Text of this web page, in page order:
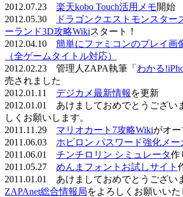
2012.07.23 楽天kobo Touch活用メモ開始
2012.05.30
ドラゴンクエストモンスター
ーランド3D攻略Wikiスタート！
2012.04.10 簡単にファミコンのプレイ画
（全ゲームタイトル対応）
2012.02.23 管理人ZAPA執筆「 わかる
売されました
2012.01.11 デジカメ最新情報 を更新
2012.01.01 あけましておめでとうござい
しくお願いします。
2011.11.29 マリオカート7攻略Wikiがオー
2011.06.03 ホビロン パスワード強化メー
2011.06.01 チンチロリン シミュレータ作
2011.05.27 めんまフォントお試しサイト
2011.01.01 あけましておめでとうござい
ZAPAnet総合情報局をよろしくお願いいた